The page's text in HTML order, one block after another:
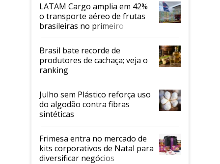
LATAM Cargo amplia em 42%
o transporte aéreo de frutas
brasileiras no primeiro
semestre
Brasil bate recorde de
produtores de cachaça; veja o
ranking
Julho sem Plástico reforça uso
do algodão contra fibras
sintéticas
Frimesa entra no mercado de
kits corporativos de Natal para
diversificar negócios